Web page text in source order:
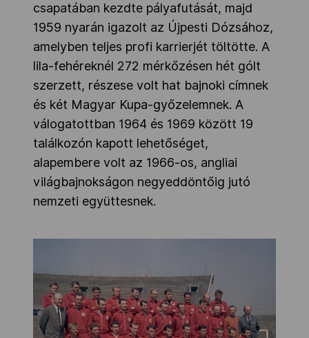
csapatában kezdte pályafutását, majd
1959 nyarán igazolt az Újpesti Dózsához,
amelyben teljes profi karrierjét töltötte. A
lila-fehéreknél 272 mérkőzésen hét gólt
szerzett, részese volt hat bajnoki címnek
és két Magyar Kupa-győzelemnek. A
válogatottban 1964 és 1969 között 19
találkozón kapott lehetőséget,
alapembere volt az 1966-os, angliai
világbajnokságon negyeddöntőig jutó
nemzeti együttesnek.